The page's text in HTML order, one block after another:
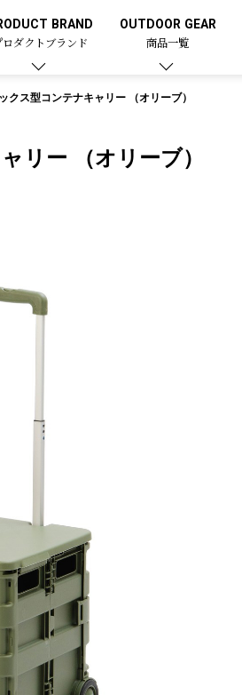
BRAND
ロダクトブランド
OUTDOOR GEAR
商品一覧
クス型コンテナキャリー （オリーブ）
リー （オリーブ）